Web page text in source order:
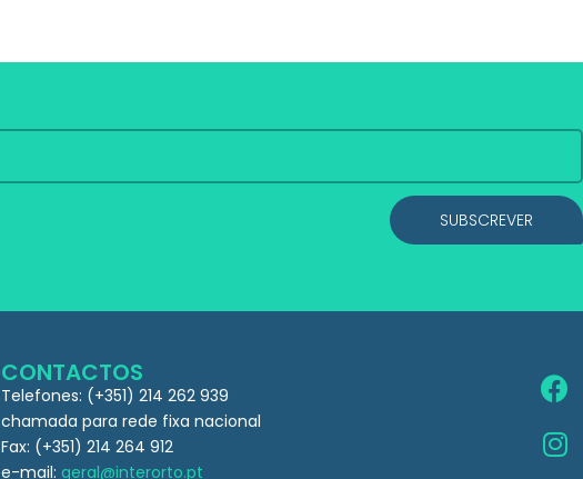
SUBSCREVER
CONTACTOS
Telefones: (+351) 214 262 939
chamada para rede fixa nacional
Fax: (+351) 214 264 912
e-mail: geral@interorto.pt